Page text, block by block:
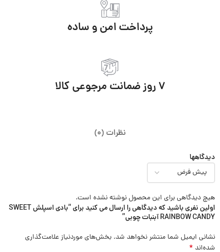
پرداخت امن و ساده
7 روز ضمانت مرجوعی کالا
نظرات (0)
دیدگاهها
هیچ دیدگاهی برای این محصول نوشته نشده است.
اولین نفری باشید که دیدگاهی را ارسال می کنید برای “بادی اسپلش SWEET
RAINBOW CANDY آبنبات چوبی”
نشانی ایمیل شما منتشر نخواهد شد. بخش‌های موردنیاز علامت‌گذاری
شده‌اند *